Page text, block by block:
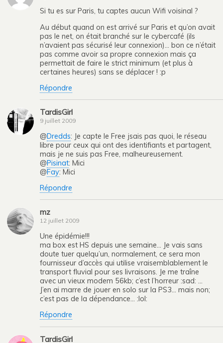
Si tu es sur Paris, tu captes aucun Wifi voisinal ?
Au début quand on est arrivé sur Paris et qu’on avait
pas le net, on était branché sur le cybercafé (ils
n’avaient pas sécurisé leur connexion)… bon ce n’était
pas comme avoir sa propre connexion mais ça
permettait de faire le strict minimum (et plus à
certaines heures) sans se déplacer ! :p
Répondre
TardisGirl
9 juillet 2009
@Dredds: Je capte le Free jsais pas quoi, le réseau
libre pour ceux qui ont des identifiants et partagent,
mais je ne suis pas Free, malheureusement.
@Pisinat: Mici
@Fay: Mici
Répondre
mz
12 juillet 2009
Une épidémie!!!
ma box est HS depuis une semaine… Je vais sans
doute tuer quelqu’un, normalement, ce sera mon
fournisseur d’accès qui utilise vraisemblablement le
transport fluvial pour ses livraisons. Je me traîne
avec un vieux modem 56kb; c’est l’horreur :sad: …
J’en ai marre de jouer en solo sur la PS3… mais non;
c’est pas de la dépendance… :lol:
Répondre
TardisGirl